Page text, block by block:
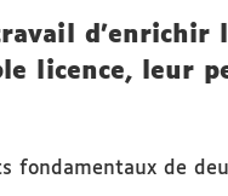
d’enrichir
licence, leur
fondamentaux de